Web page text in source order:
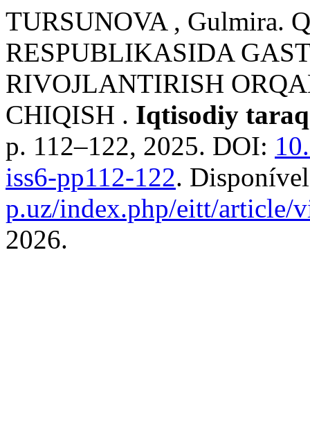
TURSUNOVA , Gulmira.
RESPUBLIKASIDA
RIVOJLANTIRISH
CHIQISH . Iqtisodiy
p. 112–122, 2025. DOI:
iss6-pp112-122.
p.uz/index.php/eitt/article/
2026.